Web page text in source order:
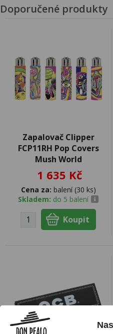
Doporučené produkty
Zapalovač Clipper
FCP11RH Pop Covers
Mush World
1 635 Kč
Cena za: balení (30 ks)
Skladem: do 5 balení